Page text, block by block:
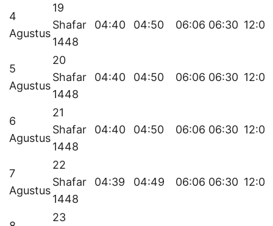
4
Agustus
19
Shafar
1448
04:40 04:50 06:06 06:30 12:07
5
Agustus
20
Shafar
1448
04:40 04:50 06:06 06:30 12:07
6
Agustus
21
Shafar
1448
04:40 04:50 06:06 06:30 12:07
7
Agustus
22
Shafar
1448
04:39 04:49 06:06 06:30 12:07
23